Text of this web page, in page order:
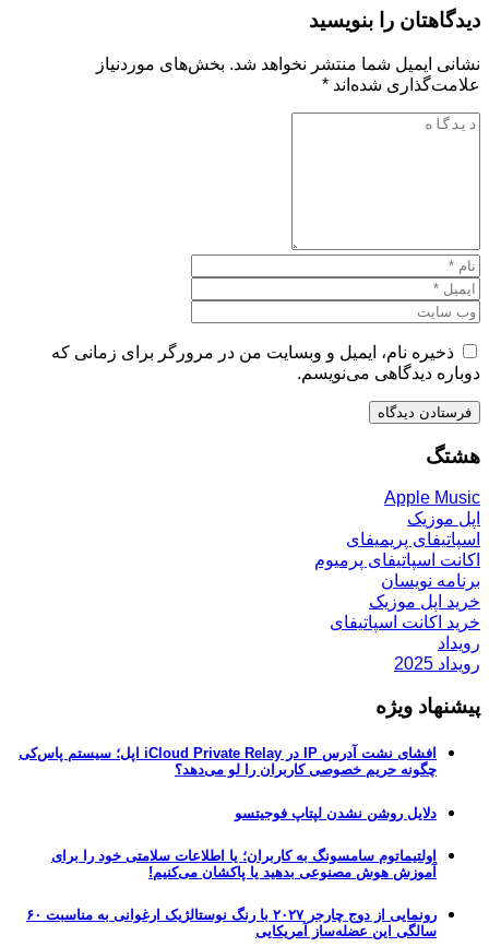
دیدگاهتان را بنویسید
نشانی ایمیل شما منتشر نخواهد شد. بخش‌های موردنیاز
علامت‌گذاری شده‌اند *
ذخیره نام، ایمیل و وبسایت من در مرورگر برای زمانی که
دوباره دیدگاهی می‌نویسم.
هشتگ
Apple Music
اپل موزیک
اسپاتیفای پریمیفای
اکانت اسپاتیفای پرمیوم
برنامه نویسان
خرید اپل موزیک
خرید اکانت اسپاتیفای
رویداد
رویداد 2025
پیشنهاد ویژه
افشای نشت آدرس IP در iCloud Private Relay اپل؛ سیستم پاس‌کی
چگونه حریم خصوصی کاربران را لو می‌دهد؟
دلایل روشن نشدن لپتاپ فوجیتسو
اولتیماتوم سامسونگ به کاربران؛ یا اطلاعات سلامتی خود را برای
آموزش هوش مصنوعی بدهید یا پاکشان می‌کنیم!
رونمایی از دوج چارجر ۲۰۲۷ با رنگ نوستالژیک ارغوانی به مناسبت ۶۰
سالگی این عضله‌ساز آمریکایی